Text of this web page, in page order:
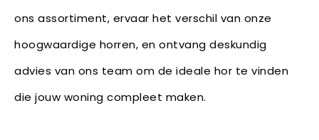
ons assortiment, ervaar het verschil van onze
hoogwaardige horren, en ontvang deskundig
advies van ons team om de ideale hor te vinden
die jouw woning compleet maken.